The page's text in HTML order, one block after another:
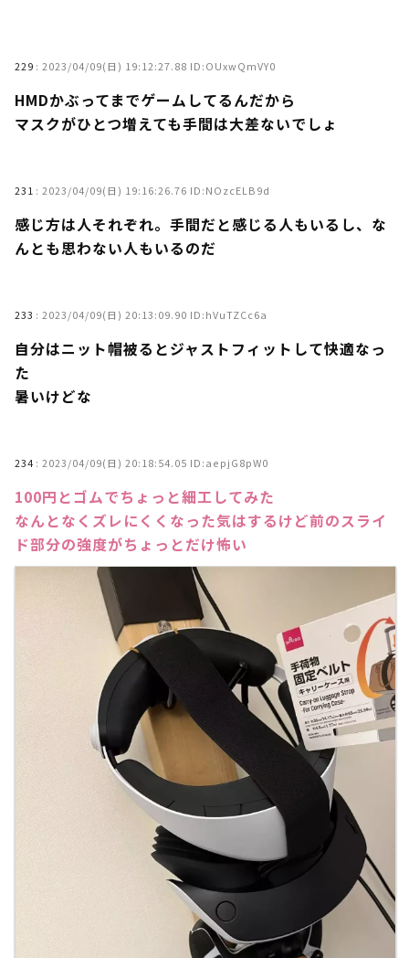
229 : 2023/04/09(日) 19:12:27.88 ID:OUxwQmVY0
HMDかぶってまでゲームしてるんだから
マスクがひとつ増えても手間は大差ないでしょ
231 : 2023/04/09(日) 19:16:26.76 ID:NOzcELB9d
感じ方は人それぞれ。手間だと感じる人もいるし、な
んとも思わない人もいるのだ
233 : 2023/04/09(日) 20:13:09.90 ID:hVuTZCc6a
自分はニット帽被るとジャストフィットして快適なっ
た
暑いけどな
234 : 2023/04/09(日) 20:18:54.05 ID:aepjG8pW0
100円とゴムでちょっと細工してみた
なんとなくズレにくくなった気はするけど前のスライ
ド部分の強度がちょっとだけ怖い